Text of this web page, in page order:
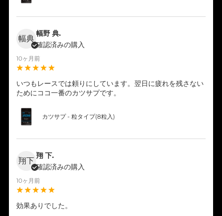
幅典
幅野 典.
確認済みの購入
10ヶ月前
いつもレースでは頼りにしています。翌日に疲れを残さない
ためにココ一番のカツサプです。
カツサプ - 粒タイプ(8粒入)
翔下
翔 下.
確認済みの購入
10ヶ月前
効果ありでした。